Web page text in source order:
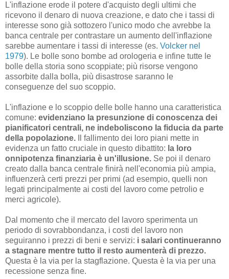
L'inflazione erode il potere d'acquisto degli ultimi che
ricevono il denaro di nuova creazione, e dato che i tassi di
interesse sono già sottozero l'unico modo che avrebbe la
banca centrale per contrastare un aumento dell'inflazione
sarebbe aumentare i tassi di interesse (es. Volcker nel
1979). Le bolle sono bombe ad orologeria e infine tutte le
bolle della storia sono scoppiate; più risorse vengono
assorbite dalla bolla, più disastrose saranno le
conseguenze del suo scoppio.
L'inflazione e lo scoppio delle bolle hanno una caratteristica
comune: evidenziano la presunzione di conoscenza dei
pianificatori centrali, ne indeboliscono la fiducia da parte
della popolazione. Il fallimento dei loro piani mette in
evidenza un fatto cruciale in questo dibattito: la loro
onnipotenza finanziaria è un'illusione. Se poi il denaro
creato dalla banca centrale finirà nell'economia più ampia,
influenzerà certi prezzi per primi (ad esempio, quelli non
legati principalmente ai costi del lavoro come petrolio e
merci agricole).
Dal momento che il mercato del lavoro sperimenta un
periodo di sovrabbondanza, i costi del lavoro non
seguiranno i prezzi di beni e servizi: i salari continueranno
a stagnare mentre tutto il resto aumenterà di prezzo.
Questa è la via per la stagflazione. Questa è la via per una
recessione senza fine.